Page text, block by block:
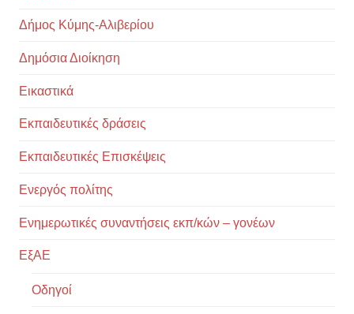
Δήμος Κύμης-Αλιβερίου
Δημόσια Διοίκηση
Εικαστικά
Εκπαιδευτικές δράσεις
Εκπαιδευτικές Επισκέψεις
Ενεργός πολίτης
Ενημερωτικές συναντήσεις εκπ/κών – γονέων
ΕξΑΕ
Οδηγοί